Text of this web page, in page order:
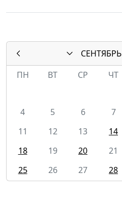
СЕНТЯБРЬ
ПН
ВТ СР ЧТ
4
5 6 7
11
12 13 14
18
19 20 21
25
26 27 28